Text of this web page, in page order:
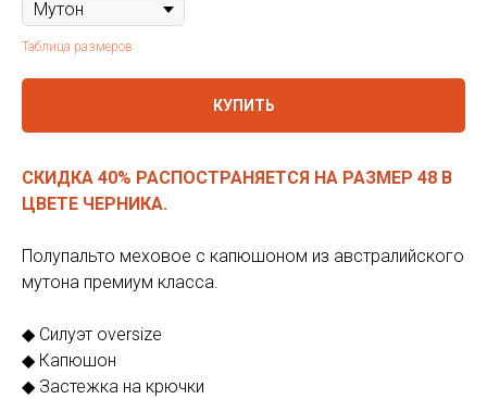
Таблица размеров
КУПИТЬ
СКИДКА 40% РАСПОСТРАНЯЕТСЯ НА РАЗМЕР 48 В
ЦВЕТЕ ЧЕРНИКА.
Полупальто меховое с капюшоном из австралийского
мутона премиум класса.
◆ Силуэт oversize
◆ Капюшон
◆ Застежка на крючки